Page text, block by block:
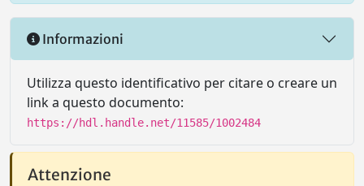
Informazioni
Utilizza questo identificativo per citare o creare un
link a questo documento:
https://hdl.handle.net/11585/1002484
Attenzione